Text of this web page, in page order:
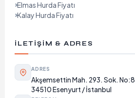
Elmas Hurda Fiyatı
Kalay Hurda Fiyatı
İLETIŞIM & ADRES
ADRES
Akşemsettin Mah. 293. Sok. No:8
34510 Esenyurt / İstanbul